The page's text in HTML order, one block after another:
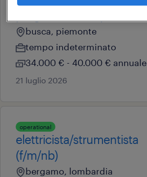
busca, piemonte
tempo indeterminato
34.000 € - 40.000 € annuale
21 luglio 2026
operational
elettricista/strumentista
(f/m/nb)
bergamo, lombardia